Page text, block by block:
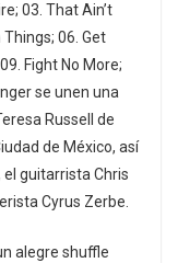
03. That Ain’t
Things; 06. Get
Fight No More;
se unen una
Russell de
de México, así
guitarrista Chris
Cyrus Zerbe.
alegre shuffle